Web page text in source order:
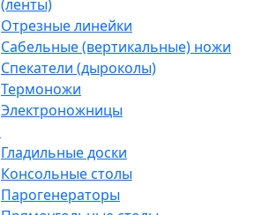
(ленты)
Отрезные линейки
Сабельные (вертикальные) ножи
Спекатели (дыроколы)
Термоножи
Электроножницы
Гладильные доски
Консольные столы
Парогенераторы